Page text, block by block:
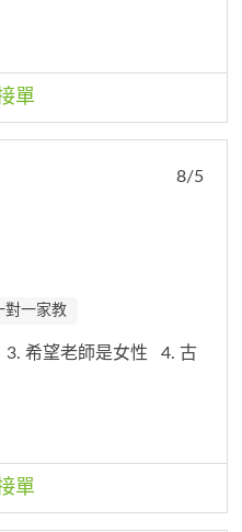
單
8/5
對一家教
3. 希望老師是女性
4. 古
單